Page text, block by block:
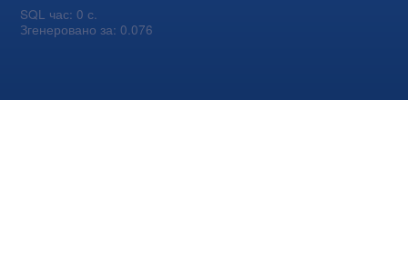
SQL час: 0 с.
Згенеровано за: 0.076